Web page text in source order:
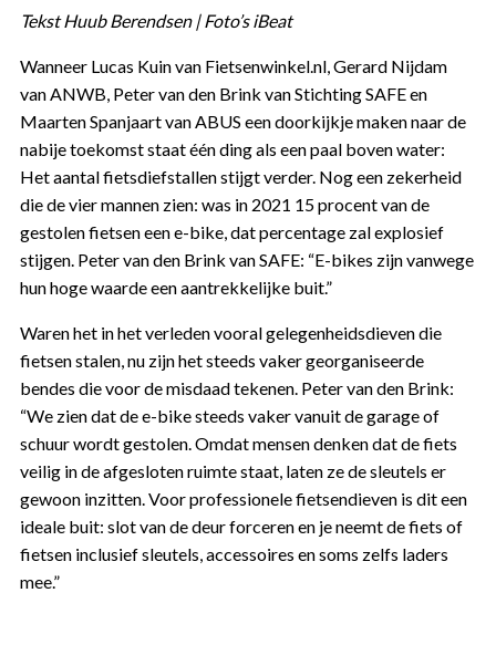
Tekst Huub Berendsen | Foto’s iBeat
Wanneer Lucas Kuin van Fietsenwinkel.nl, Gerard Nijdam
van ANWB, Peter van den Brink van Stichting SAFE en
Maarten Spanjaart van ABUS een doorkijkje maken naar de
nabije toekomst staat één ding als een paal boven water:
Het aantal fietsdiefstallen stijgt verder. Nog een zekerheid
die de vier mannen zien: was in 2021 15 procent van de
gestolen fietsen een e-bike, dat percentage zal explosief
stijgen. Peter van den Brink van SAFE: “E-bikes zijn vanwege
hun hoge waarde een aantrekkelijke buit.”
Waren het in het verleden vooral gelegenheidsdieven die
fietsen stalen, nu zijn het steeds vaker georganiseerde
bendes die voor de misdaad tekenen. Peter van den Brink:
“We zien dat de e-bike steeds vaker vanuit de garage of
schuur wordt gestolen. Omdat mensen denken dat de fiets
veilig in de afgesloten ruimte staat, laten ze de sleutels er
gewoon inzitten. Voor professionele fietsendieven is dit een
ideale buit: slot van de deur forceren en je neemt de fiets of
fietsen inclusief sleutels, accessoires en soms zelfs laders
mee.”